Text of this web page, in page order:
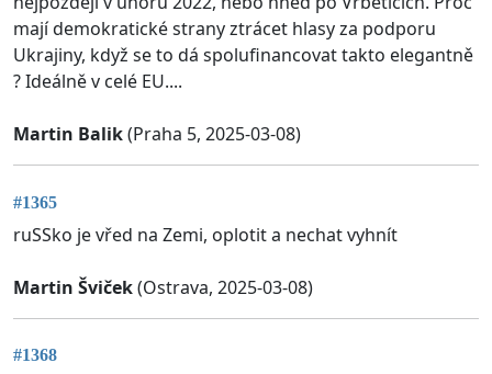
mají demokratické strany ztrácet hlasy za podporu
Ukrajiny, když se to dá spolufinancovat takto elegantně
? Ideálně v celé EU....
Martin Balik(Praha 5, 2025-03-08)
#1365
ruSSko je vřed na Zemi, oplotit a nechat vyhnít
Martin Šviček(Ostrava, 2025-03-08)
#1368